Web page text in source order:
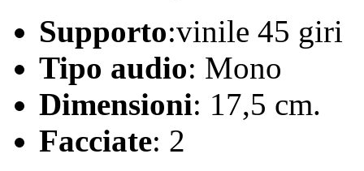
Supporto:vinile 45 giri
Tipo audio: Mono
Dimensioni: 17,5 cm.
Facciate: 2